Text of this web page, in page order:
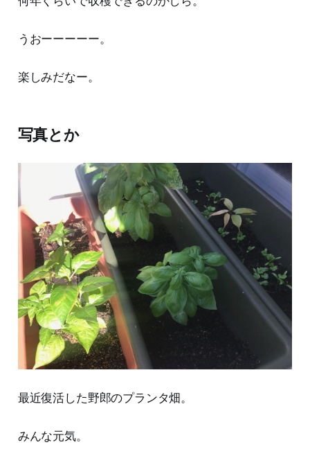
うおーーーーー。
楽しみだなー。
写真とか
最近復活した野郎のプランタ畑。
みんな元気。